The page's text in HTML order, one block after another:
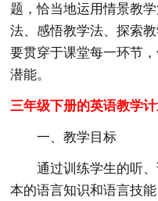
题，恰当地运用情景教
法、感悟教学法、探索
要贯穿于课堂每一环节
潜能。
三年级下册的英语教学
一、教学目标
通过训练学生的听
本的语言知识和语言技